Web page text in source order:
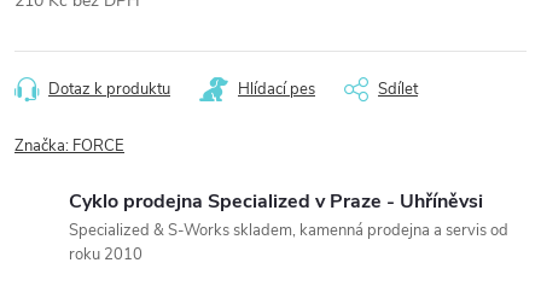
cena:
Dotaz k produktu Hlídací pes Sdílet
Značka: FORCE
Cyklo prodejna Specialized v Praze - Uhříněvsi
Specialized & S-Works skladem, kamenná prodejna a servis od
roku 2010